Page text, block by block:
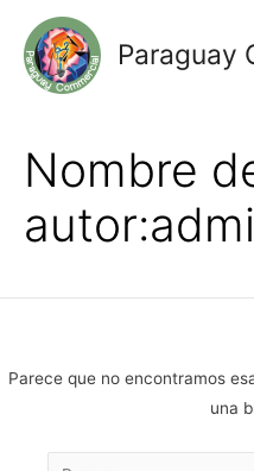
contenido
Paraguay
Nombre
Parece que no encontramos
una
Buscar: